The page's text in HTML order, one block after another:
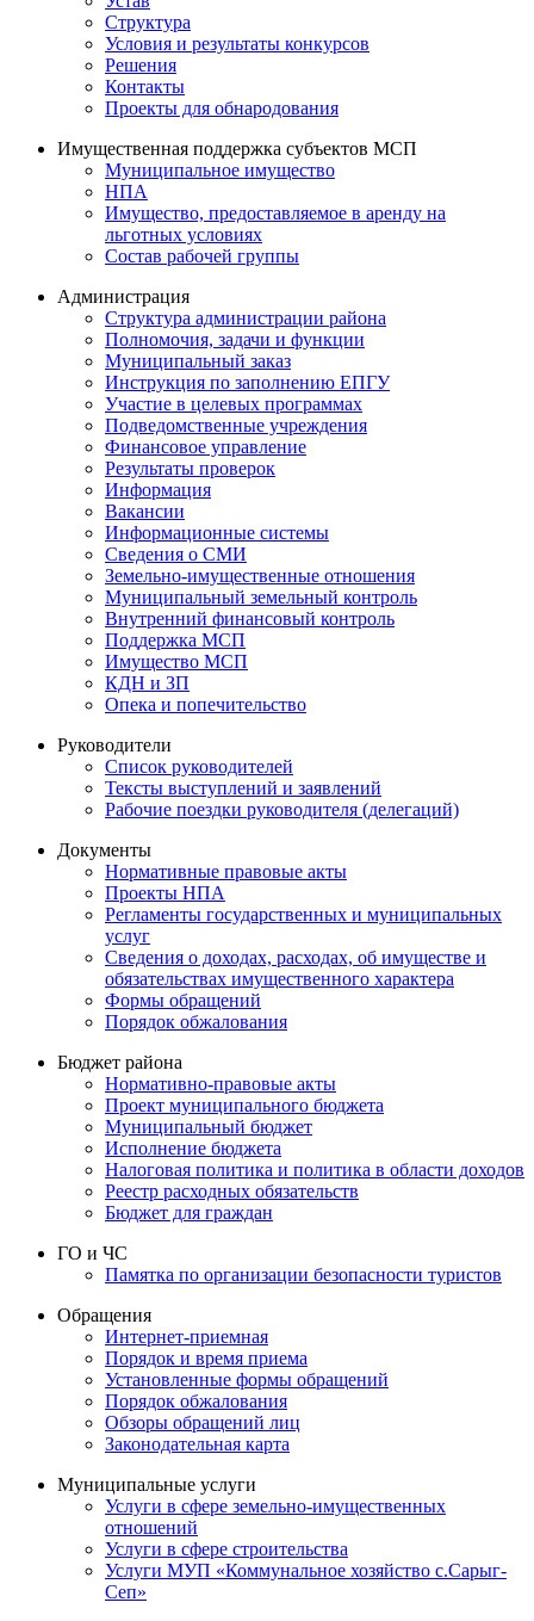
Структура
Условия и результаты конкурсов
Решения
Контакты
Проекты для обнародования
Имущественная поддержка субъектов МСП
Муниципальное имущество
НПА
Имущество, предоставляемое в аренду на
льготных условиях
Состав рабочей группы
Администрация
Структура администрации района
Полномочия, задачи и функции
Муниципальный заказ
Инструкция по заполнению ЕПГУ
Участие в целевых программах
Подведомственные учреждения
Финансовое управление
Результаты проверок
Информация
Вакансии
Информационные системы
Сведения о СМИ
Земельно-имущественные отношения
Муниципальный земельный контроль
Внутренний финансовый контроль
Поддержка МСП
Имущество МСП
КДН и ЗП
Опека и попечительство
Руководители
Список руководителей
Тексты выступлений и заявлений
Рабочие поездки руководителя (делегаций)
Документы
Нормативные правовые акты
Проекты НПА
Регламенты государственных и муниципальных
услуг
Сведения о доходах, расходах, об имуществе и
обязательствах имущественного характера
Формы обращений
Порядок обжалования
Бюджет района
Нормативно-правовые акты
Проект муниципального бюджета
Муниципальный бюджет
Исполнение бюджета
Налоговая политика и политика в области доходов
Реестр расходных обязательств
Бюджет для граждан
ГО и ЧС
Памятка по организации безопасности туристов
Обращения
Интернет-приемная
Порядок и время приема
Установленные формы обращений
Порядок обжалования
Обзоры обращений лиц
Законодательная карта
Муниципальные услуги
Услуги в сфере земельно-имущественных
отношений
Услуги в сфере строительства
Услуги МУП «Коммунальное хозяйство с.Сарыг-
Сеп»